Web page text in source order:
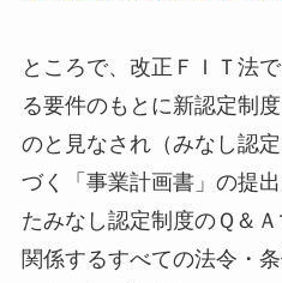
ところで、改正ＦＩＴ法
る要件のもとに新認定制
のと見なされ（みなし認
づく「事業計画書」の提
たみなし認定制度のＱ＆
関係するすべての法令・